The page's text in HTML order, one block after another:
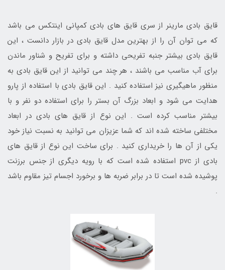
قایق بادی مارینر از سری قایق های بادی کمپانی اینتکس می باشد
که می توان آن را از بهترین مدل قایق بادی در بازار دانست ، این
قایق بادی بیشتر جنبه تفریحی داشته و برای تفریح و شناور ماندن
برای آب مناسب می باشند ، هر چند می توانید از این قایق بادی به
منظور ماهیگیری نیز استفاده کنید . این قایق بادی با استفاده از پارو
هدایت می شود و ابعاد بزرگ آن بستر را برای استفاده دو نفر و با
بیشتر مناسب کرده است . این نوع از قایق های بادی در ابعاد
مختلفی ساخته شده اند که شما عزیزان می توانید به نسبت نیاز خود
یکی از آن ها را خریداری کنید . برای ساخت این نوع از قایق های
بادی از pvc استفاده شده است که با رویه دیگری از جنس برزنت
پوشیده شده است تا در برابر ضربه ها و برخورد اجسام تیز مقاوم باشد
.